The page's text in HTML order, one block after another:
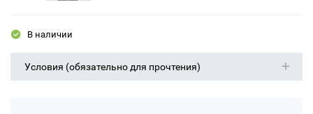
В наличии
Условия (обязательно для прочтения)